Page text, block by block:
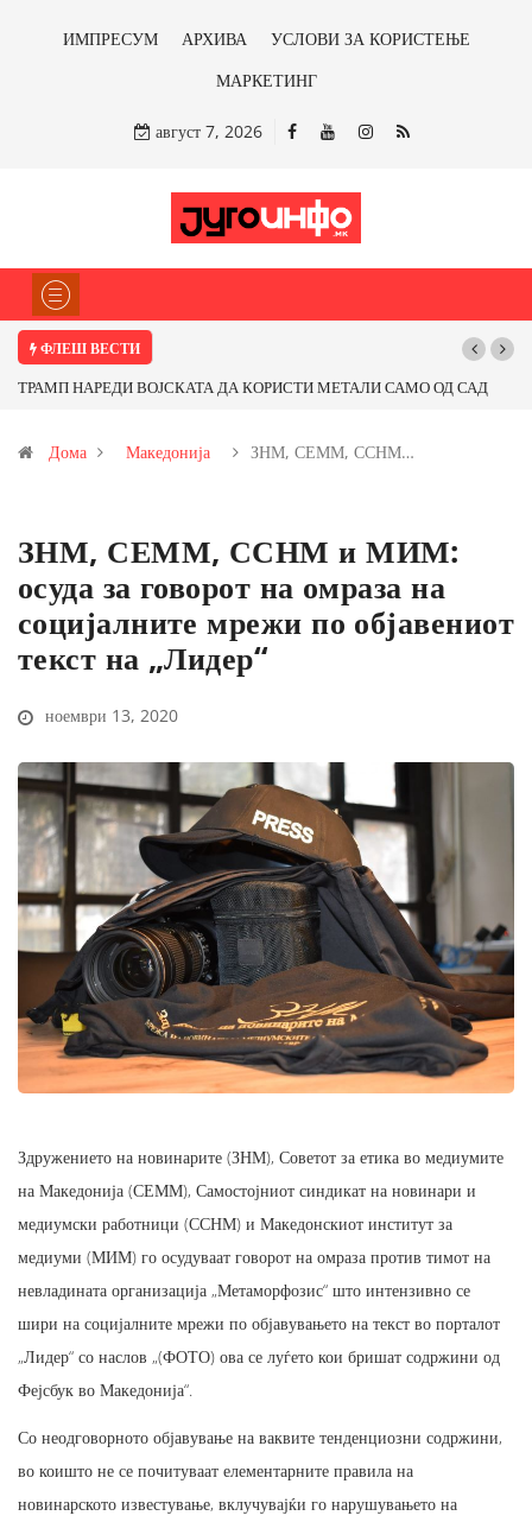
ИМПРЕСУМ АРХИВА
УСЛОВИ ЗА КОРИСТЕЊЕ
МАРКЕТИНГ
август 7, 2026
ФЛЕШ ВЕСТИ
САМО ОД САД
Почнува реконструкцијата на улицата „5-ти
Дома Македонија ЗНМ, СЕММ, ССНМ…
ЗНМ, СЕММ, ССНМ и МИМ:
осуда за говорот на омраза на
социјалните мрежи по објавениот
текст на „Лидер“
ноември 13, 2020
Здружението на новинарите (ЗНМ), Советот за етика во медиумите
на Македонија (СЕММ), Самостојниот синдикат на новинари и
медиумски работници (ССНМ) и Македонскиот институт за
медиуми (МИМ) го осудуваат говорот на омраза против тимот на
невладината организација „Метаморфозис“ што интензивно се
шири на социјалните мрежи по објавувањето на текст во порталот
„Лидер“ со наслов „(ФОТО) ова се луѓето кои бришат содржини од
Фејсбук во Македонија“.
Со неодговорното објавување на ваквите тенденциозни содржини,
во коишто не се почитуваат елементарните правила на
новинарското известување, вклучувајќи го нарушувањето на